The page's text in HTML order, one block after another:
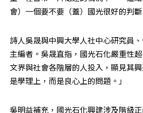
會）一個要不要（蓋）國光很好的判斷
詩人吳晟與中興大學人社中心研究員
主編者。吳晟直指，國光石化嚴重性
文界與社會各階層的人投入，顯見其
是學理上，而是良心上的問題。」
吳明益補充，國光石化興建涉及階級